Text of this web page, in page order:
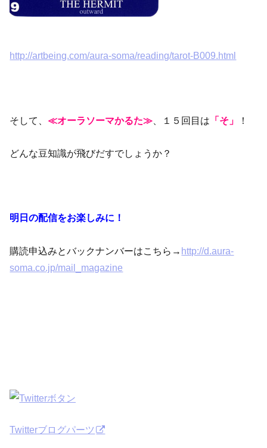
http://artbeing.com/aura-soma/reading/tarot-B009.html
そして、≪オーラソーマかるた≫ 、１５回目は 「そ」 ！
どんな豆知識が飛びだすでしょうか？
明日の配信をお楽しみに！
購読申込みとバックナンバーはこちら→ http://d.aura-
soma.co.jp/mail_magazine
Twitterブログパーツ